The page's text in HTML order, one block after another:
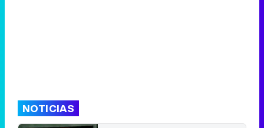
NOTICIAS